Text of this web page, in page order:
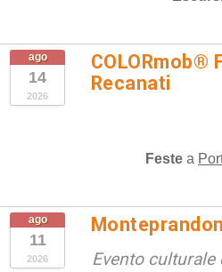
ago
14
2026
COLORmob®
Recanati
Feste a
ago
11
2026 Evento